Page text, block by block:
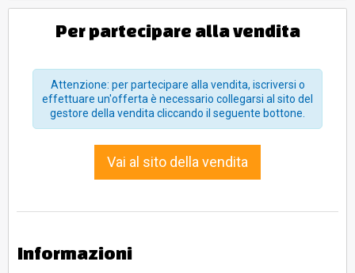
Per partecipare alla vendita
Attenzione: per partecipare alla vendita, iscriversi o
effettuare un'offerta è necessario collegarsi al sito del
gestore della vendita cliccando il seguente bottone.
Vai al sito della vendita
Informazioni